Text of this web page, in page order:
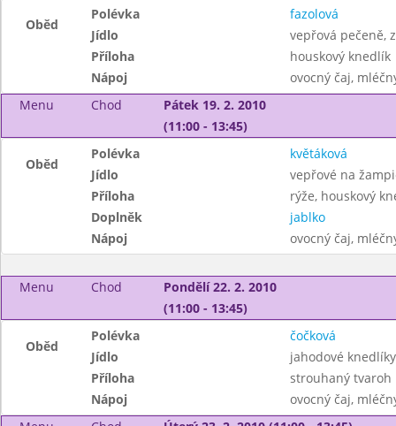
Oběd
Polévka
fazolová
Jídlo
vepřová pečeně,
Příloha
houskový knedlík
Nápoj
ovocný čaj,
Menu
Chod
Pátek 19. 2. 2010
(11:00 - 13:45)
Oběd
Polévka
květáková
Jídlo
vepřové na
Příloha
rýže, houskový
Doplněk
jablko
Nápoj
ovocný čaj,
Menu Chod
Pondělí 22. 2. 2010
(11:00 - 13:45)
Oběd
Polévka
čočková
Jídlo
jahodové knedlíky
Příloha
strouhaný tvaroh
Nápoj
ovocný čaj,